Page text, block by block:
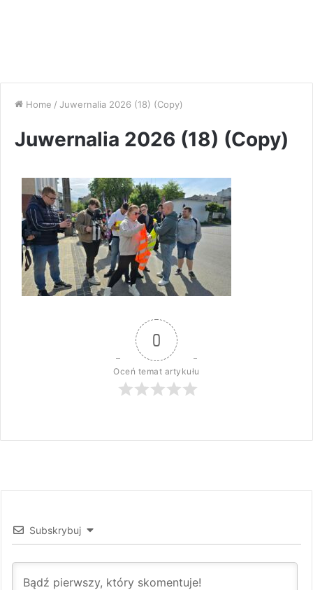
Home / Juwernalia 2026 (18) (Copy)
Juwernalia 2026 (18) (Copy)
0
Oceń temat artykułu
Subskrybuj